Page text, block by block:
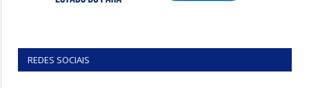
REDES SOCIAIS